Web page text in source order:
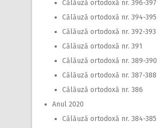
Călăuză ortodoxă nr. 396-397
Călăuză ortodoxă nr. 394-395
Călăuză ortodoxă nr. 392-393
Călăuză ortodoxă nr. 391
Călăuză ortodoxă nr. 389-390
Călăuză ortodoxă nr. 387-388
Călăuză ortodoxă nr. 386
Anul 2020
Călăuză ortodoxă nr. 384-385